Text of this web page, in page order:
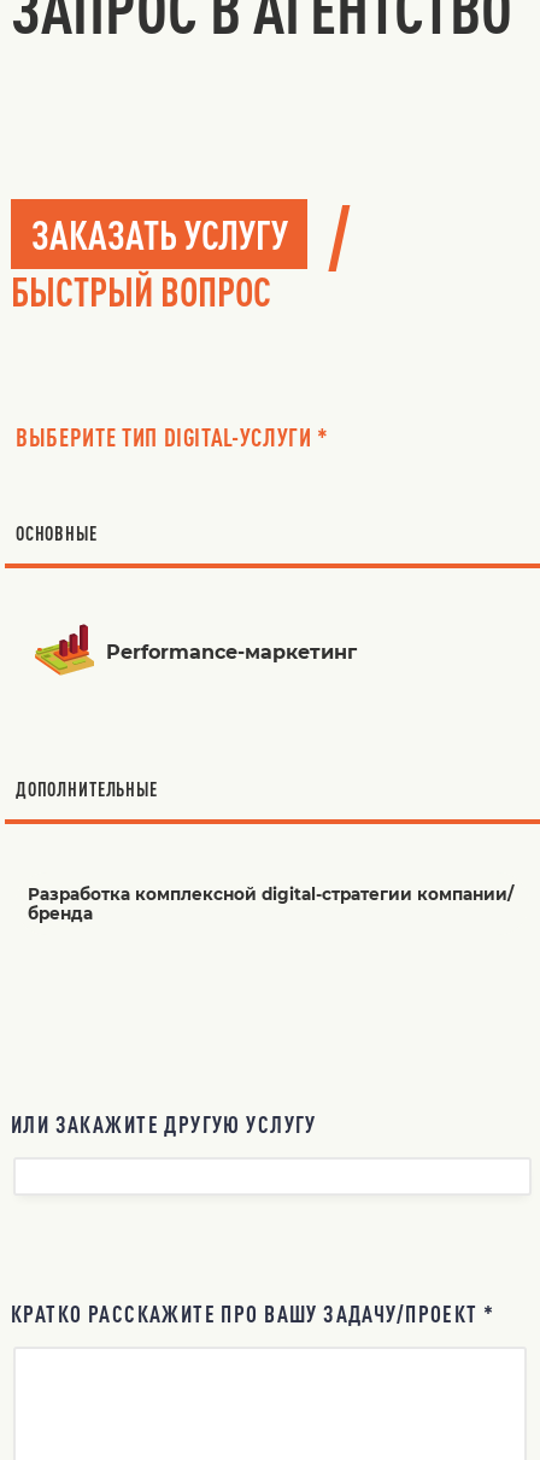
ЗАКАЗАТЬ УСЛУГУ /
БЫСТРЫЙ ВОПРОС
ВЫБЕРИТЕ ТИП DIGITAL-УСЛУГИ *
ОСНОВНЫЕ
Performance-маркетинг
ДОПОЛНИТЕЛЬНЫЕ
Разработка комплексной digital-стратегии компании/
бренда
ИЛИ ЗАКАЖИТЕ ДРУГУЮ УСЛУГУ
КРАТКО РАССКАЖИТЕ ПРО ВАШУ ЗАДАЧУ/ПРОЕКТ *